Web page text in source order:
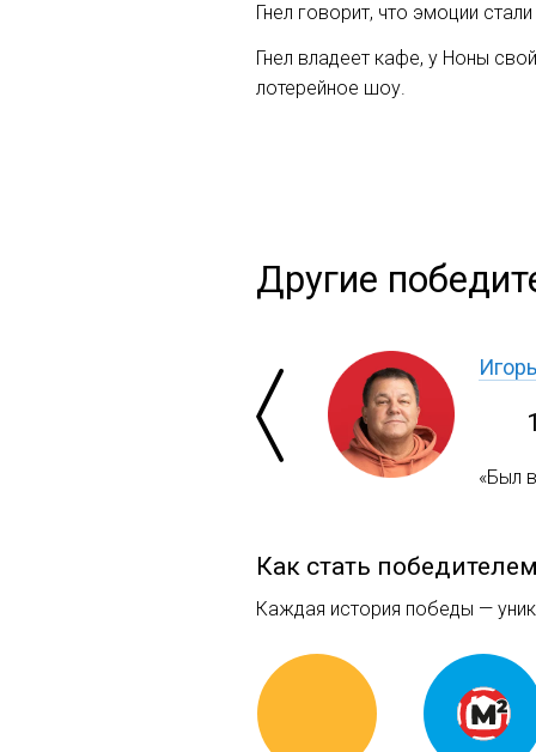
Гнел говорит, что эмоции
Гнел владеет кафе, у Ноны
лотерейное шоу.
Другие
«Был
Как стать
Каждая история победы —